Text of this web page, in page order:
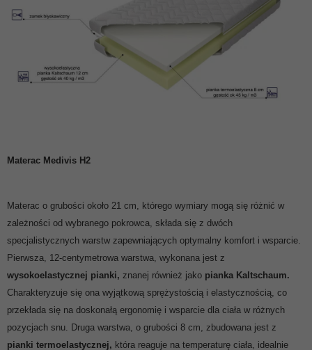
Materac Medivis H2
Materac o grubości około 21 cm, którego wymiary mogą się różnić w
zależności od wybranego pokrowca, składa się z dwóch
specjalistycznych warstw zapewniających optymalny komfort i wsparcie.
Pierwsza, 12-centymetrowa warstwa, wykonana jest z
wysokoelastycznej pianki, znanej również jako pianka Kaltschaum.
Charakteryzuje się ona wyjątkową sprężystością i elastycznością, co
przekłada się na doskonałą ergonomię i wsparcie dla ciała w różnych
pozycjach snu. Druga warstwa, o grubości 8 cm, zbudowana jest z
pianki termoelastycznej, która reaguje na temperaturę ciała, idealnie